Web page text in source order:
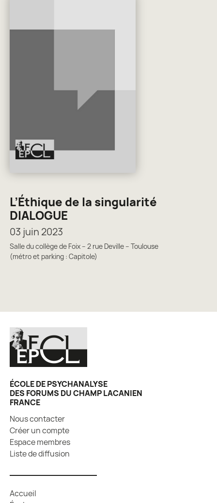
L’Éthique de la singularité
DIALOGUE
03 juin 2023
Salle du collège de Foix – 2 rue Deville – Toulouse
(métro et parking : Capitole)
ÉCOLE DE PSYCHANALYSE
DES FORUMS DU CHAMP LACANIEN
FRANCE
Nous contacter
Créer un compte
Espace membres
Liste de diffusion
Accueil